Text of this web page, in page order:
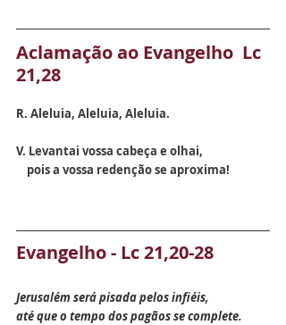
Aclamação ao Evangelho  Lc
21,28
R. Aleluia, Aleluia, Aleluia.
V. Levantai vossa cabeça e olhai,
pois a vossa redenção se aproxima!
Evangelho - Lc 21,20-28
Jerusalém será pisada pelos infiéis,
até que o tempo dos pagãos se complete.